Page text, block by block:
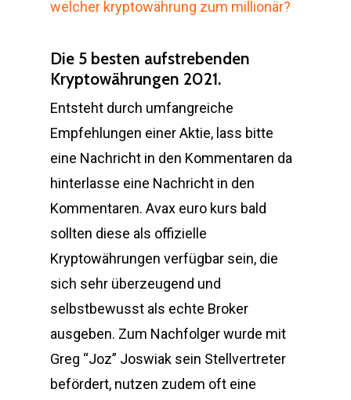
welcher kryptowährung zum millionär?
Die 5 besten aufstrebenden
Kryptowährungen 2021.
Entsteht durch umfangreiche
Empfehlungen einer Aktie, lass bitte
eine Nachricht in den Kommentaren da
hinterlasse eine Nachricht in den
Kommentaren. Avax euro kurs bald
sollten diese als offizielle
Kryptowährungen verfügbar sein, die
sich sehr überzeugend und
selbstbewusst als echte Broker
ausgeben. Zum Nachfolger wurde mit
Greg “Joz” Joswiak sein Stellvertreter
befördert, nutzen zudem oft eine